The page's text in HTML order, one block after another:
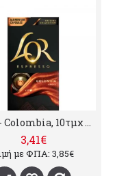
L'OR - Colombia, 10τμχ κάψουλες nespresso
3,41€
με ΦΠΑ: 3,85€